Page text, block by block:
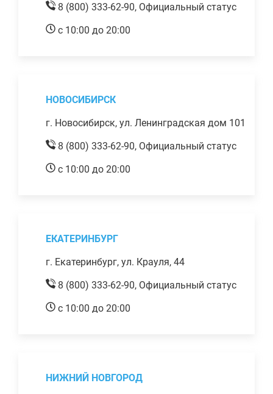
8 (800) 333-62-90, Официальный статус
с 10:00 до 20:00
НОВОСИБИРСК
г. Новосибирск, ул. Ленинградская дом 101
8 (800) 333-62-90, Официальный статус
с 10:00 до 20:00
ЕКАТЕРИНБУРГ
г. Екатеринбург, ул. Крауля, 44
8 (800) 333-62-90, Официальный статус
с 10:00 до 20:00
НИЖНИЙ НОВГОРОД